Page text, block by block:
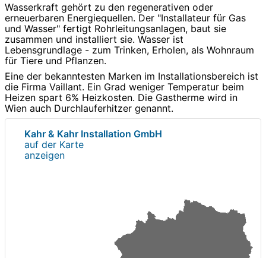
Wasserkraft gehört zu den regenerativen oder
erneuerbaren Energiequellen. Der "Installateur für Gas
und Wasser" fertigt Rohrleitungsanlagen, baut sie
zusammen und installiert sie. Wasser ist
Lebensgrundlage - zum Trinken, Erholen, als Wohnraum
für Tiere und Pflanzen.
Eine der bekanntesten Marken im Installationsbereich ist
die Firma Vaillant. Ein Grad weniger Temperatur beim
Heizen spart 6% Heizkosten. Die Gastherme wird in
Wien auch Durchlauferhitzer genannt.
Kahr & Kahr Installation GmbH
auf der Karte
anzeigen